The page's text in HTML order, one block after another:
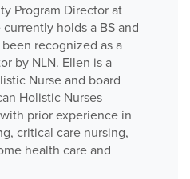
Program Director at
holds a BS and
recognized as a
by NLN. Ellen is a
Nurse and board
Holistic Nurses
prior experience in
critical care nursing,
health care and